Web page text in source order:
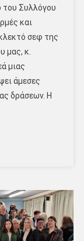
του Συλλόγου
και
σεφ της
μας, κ.
μιας
άμεσες
δράσεων. Η